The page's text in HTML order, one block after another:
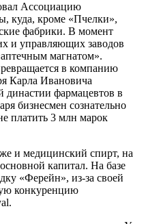
Ассоциацию
куда, кроме «Пчелки»,
фабрики. В момент
и управляющих заводов
магнатом».
в компанию
Карла Ивановича
династии фармацевтов в
бизнесмен сознательно
платить 3 млн марок
и медицинский спирт, на
капитал. На базе
«Ферейн», из-за своей
конкуренцию